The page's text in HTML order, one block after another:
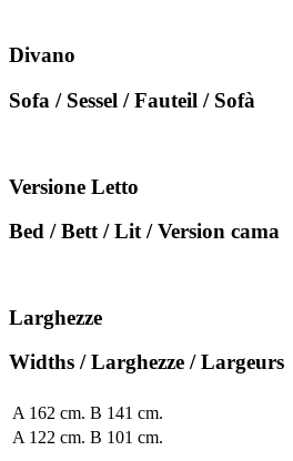
Divano
Sofa / Sessel / Fauteil / Sofà
Versione Letto
Bed / Bett / Lit / Version cama
Larghezze
Widths / Larghezze / Largeurs
A 162 cm. B 141 cm.
A 122 cm. B 101 cm.